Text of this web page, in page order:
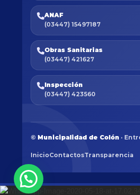
ANAF
(03447) 15497187
Obras Sanitarias
(03447) 421627
Inspección
(03447) 423560
© Municipalidad de Colón ·
InicioContactosTransparencia